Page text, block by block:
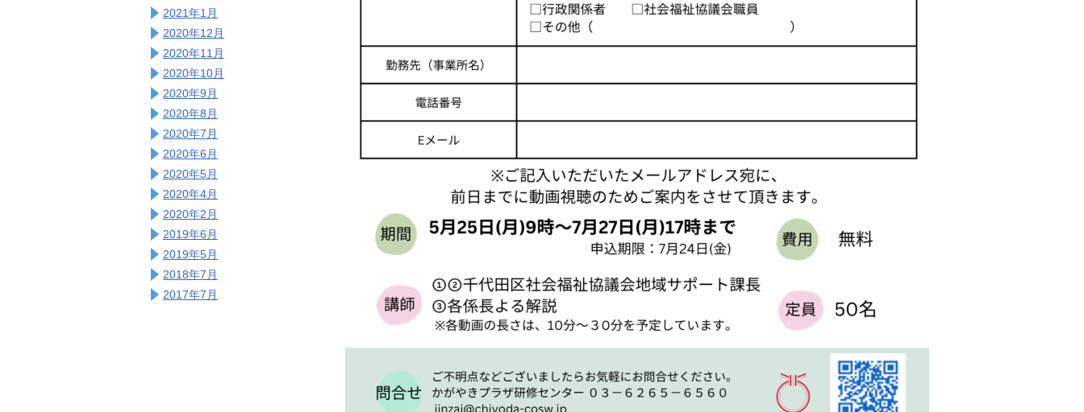
2021年1月
2020年12月
2020年11月
2020年10月
2020年9月
2020年8月
2020年7月
2020年6月
2020年5月
2020年4月
2020年2月
2019年6月
2019年5月
2018年7月
2017年7月